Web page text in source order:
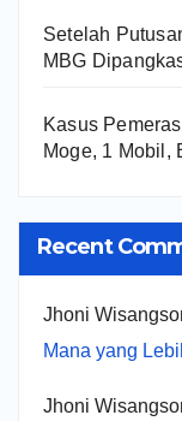
Setelah
MBG
Kasus
Moge, 1 Mobil,
Recent
Jhoni
Mana yang
Jhoni